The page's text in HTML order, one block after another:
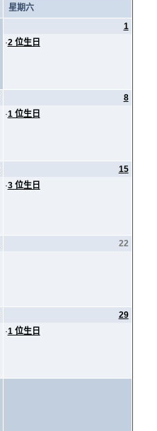
星期六
1
·2 位生日
8
·1 位生日
15
·3 位生日
22
29
·1 位生日